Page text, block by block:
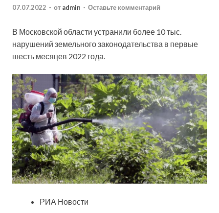
07.07.2022 - от admin - Оставьте комментарий
В Московской области устранили более 10 тыс.
нарушений земельного законодательства в первые
шесть месяцев 2022 года.
РИА Новости